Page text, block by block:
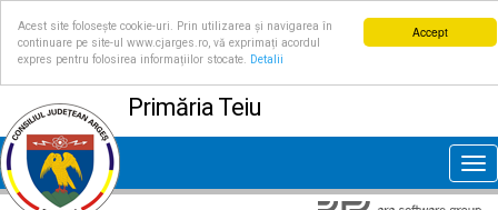
Accept
Acest site folosește cookie-uri. Prin utilizarea și navigarea în
continuare pe site-ul www.cjarges.ro, vă exprimați acordul
expres pentru folosirea informațiilor stocate.
Detalii
Primăria Teiu